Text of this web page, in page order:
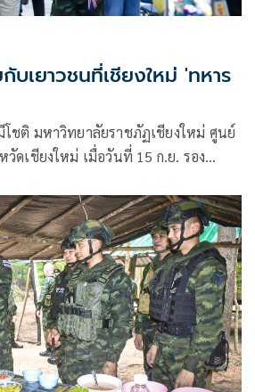
เยาวชนที่เชียงใหม่ 'ทหาร
ชติ มหาวิทยาลัยราชภัฏเชียงใหม่ ศูนย์
ดเชียงใหม่ เมื่อวันที่ 15 ก.ย. รอง